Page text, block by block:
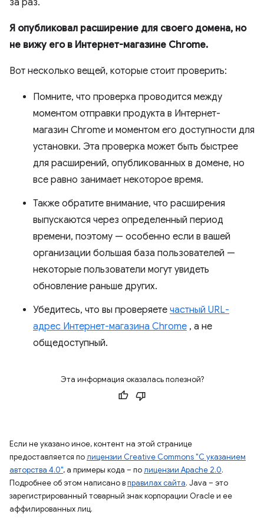
Я опубликовал расширение для своего домена, но
не вижу его в Интернет-магазине Chrome.
Вот несколько вещей, которые стоит проверить:
Помните, что проверка проводится между
моментом отправки продукта в Интернет-
магазин Chrome и моментом его доступности для
установки. Эта проверка может быть быстрее
для расширений, опубликованных в домене, но
все равно занимает некоторое время.
Также обратите внимание, что расширения
выпускаются через определенный период
времени, поэтому — особенно если в вашей
организации большая база пользователей —
некоторые пользователи могут увидеть
обновление раньше других.
Убедитесь, что вы проверяете частный URL-
адрес Интернет-магазина Chrome , а не
общедоступный.
Эта информация оказалась полезной?
Если не указано иное, контент на этой странице
предоставляется полицензии Creative Commons "С указанием
авторства 4.0", а примеры кода – полицензии Apache 2.0.
Подробнее об этом написано вправилах сайта. Java – это
зарегистрированный товарный знак корпорации Oracle и ее
аффилированных лиц.